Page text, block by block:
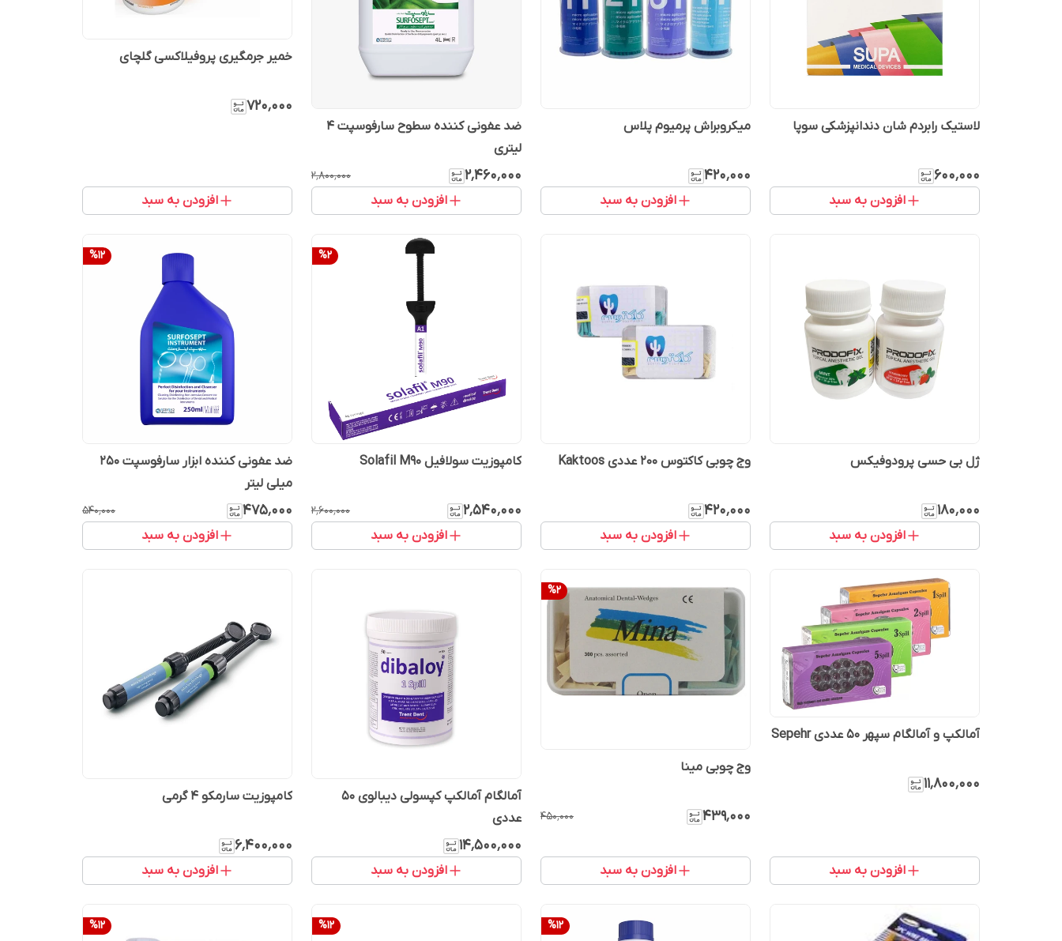
لاستیک رابردم شان دندانپزشکی سوپا
۶۰۰٬۰۰۰
افزودن به سبد
میکروبراش پرمیوم پلاس
۴۲۰٬۰۰۰
افزودن به سبد
ضد عفونی کننده سطوح سارفوسپت 4
لیتری
۲٬۴۶۰٬۰۰۰ ۲٬۸۰۰٬۰۰۰
افزودن به سبد
خمیر جرمگیری پروفیلاکسی گلچای
۷۲۰٬۰۰۰
افزودن به سبد
ژل بی حسی پرودوفیکس
۱۸۰٬۰۰۰
افزودن به سبد
وج چوبی کاکتوس 200 عددی Kaktoos
۴۲۰٬۰۰۰
افزودن به سبد
%2
کامپوزیت سولافیل Solafil M90
۲٬۵۴۰٬۰۰۰ ۲٬۶۰۰٬۰۰۰
افزودن به سبد
%12
ضد عفونی کننده ابزار سارفوسپت 250
میلی لیتر
۴۷۵٬۰۰۰ ۵۴۰٬۰۰۰
افزودن به سبد
آمالکپ و آمالگام سپهر 50 عددی Sepehr
۱۱٬۸۰۰٬۰۰۰
افزودن به سبد
%2
وج چوبی مینا
۴۳۹٬۰۰۰ ۴۵۰٬۰۰۰
افزودن به سبد
آمالگام آمالکپ کپسولی دیبالوی 50
عددی
۱۴٬۵۰۰٬۰۰۰
افزودن به سبد
کامپوزیت سارمکو 4 گرمی
۶٬۴۰۰٬۰۰۰
افزودن به سبد
%12
%12
%12